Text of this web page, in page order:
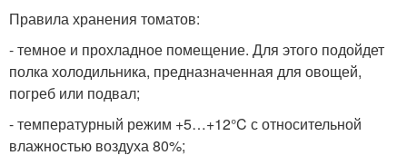
Правила хранения томатов:
- темное и прохладное помещение. Для этого подойдет
полка холодильника, предназначенная для овощей,
погреб или подвал;
- температурный режим +5…+12°C с относительной
влажностью воздуха 80%;